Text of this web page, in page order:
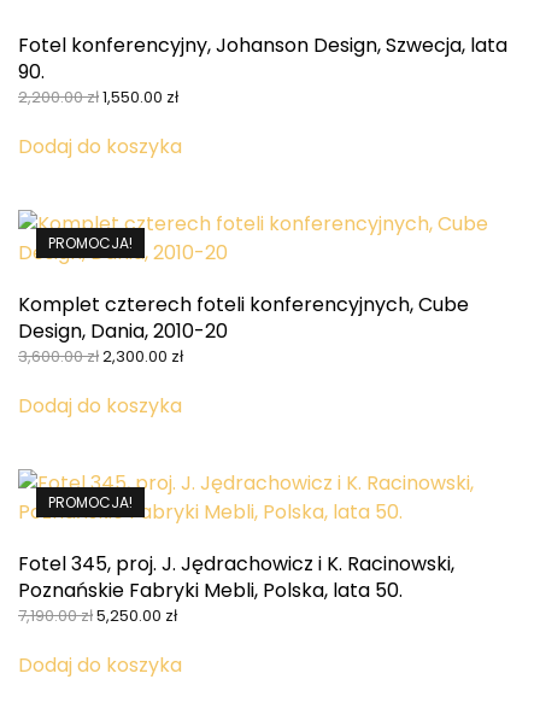
Fotel konferencyjny, Johanson Design, Szwecja, lata
90.
2,200.00złPierwotna
wynosiła:
2,200.00 zł.
1,550.00 złAktualna
wynosi:
Dodaj do koszyka
PROMOCJA!
Komplet czterech foteli konferencyjnych, Cube
Design, Dania, 2010-20
3,600.00złPierwotna
wynosiła:
3,600.00 zł.
2,300.00 złAktualna
Dodaj do koszyka
PROMOCJA!
Fotel 345, proj. J. Jędrachowicz i K. Racinowski,
Poznańskie Fabryki Mebli, Polska, lata 50.
7,190.00złPierwotna
wynosiła:
7,190.00 zł.
5,250.00 złAktualna
wynosi:
Dodaj do koszyka